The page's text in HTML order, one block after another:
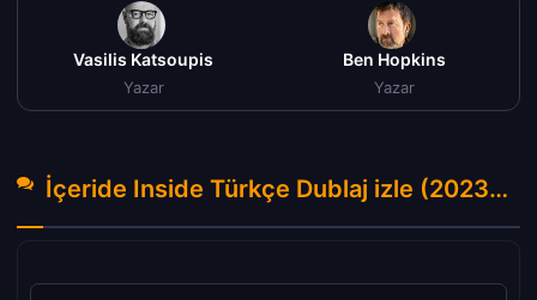
Vasilis Katsoupis
Yazar
Ben Hopkins
Yazar
İçeride Inside Türkçe Dublaj izle (2023) Hakkında Yorumlar